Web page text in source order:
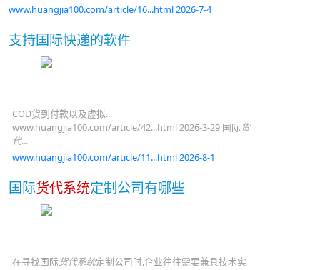
www.huangjia100.com/article/16...html 2026-7-4
支持国际快递的软件
COD货到付款以及虚拟...
www.huangjia100.com/article/42...html 2026-3-29 国际 货
代...
www.huangjia100.com/article/11...html 2026-8-1
国际货代系统定制公司有哪些
在寻找国际 货代系统定制公司时,企业往往需要兼具技术实